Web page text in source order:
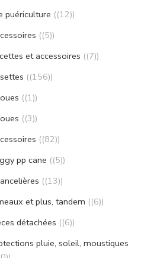
puériculture (12)
(5)
et accessoires (7)
(156)
(1)
(3)
(82)
pp cane
(5)
(13)
et plus, tandem (6)
détachées (6)
pluie, soleil, moustiques